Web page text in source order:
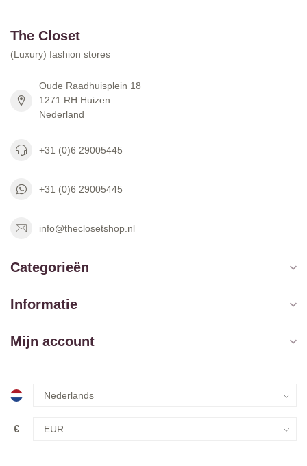
The Closet
(Luxury) fashion stores
Oude Raadhuisplein 18
1271 RH Huizen
Nederland
+31 (0)6 29005445
+31 (0)6 29005445
info@theclosetshop.nl
Categorieën
Informatie
Mijn account
€